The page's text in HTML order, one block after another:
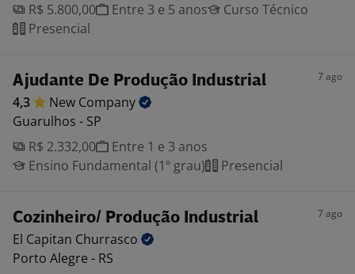
R$ 5.800,00
Entre 3 e 5 anos
Curso Técnico
Presencial
Ajudante De Produção Industrial 7 ago
4,3 New Company
Guarulhos - SP
R$ 2.332,00
Entre 1 e 3 anos
Ensino Fundamental (1º grau)
Presencial
Cozinheiro/ Produção Industrial 7 ago
El Capitan Churrasco
Porto Alegre - RS